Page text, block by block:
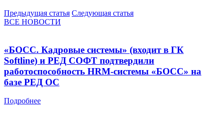
Предыдущая статья Следующая статья
ВСЕ НОВОСТИ
«БОСС. Кадровые системы» (входит в ГК
Softline) и РЕД СОФТ подтвердили
работоспособность HRM-системы «БОСС» на
базе РЕД ОС
Подробнее